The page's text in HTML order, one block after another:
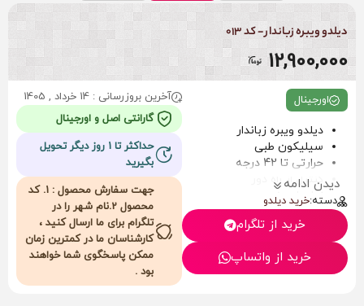
دیلدو ویبره زباندار - کد 013
12,900,000
اورجینال
دیلدو ویبره زباندار
سیلیکون طبی
حرارتی تا 42 درجه
کنترل از راه دور
زبان لیسنده
7مدل حرکت خطی
شارژی
پشت چسبدار
دیدن ادامه
دسته:خرید دیلدو
خرید از تلگرام
خرید از واتساپ
آخرین بروزرسانی : 14 خرداد , 1405
گارانتی اصل و اورجینال
حداکثر تا 1 روز دیگر تحویل
بگیرید
جهت سفارش محصول : 1. کد
محصول 2.نام شهر را در
تلگرام برای ما ارسال کنید ،
کارشناسان ما در کمترین زمان
ممکن پاسخگوی شما خواهند
بود .